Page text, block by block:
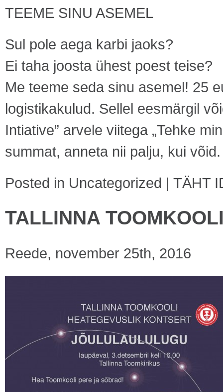
TEEME SINU ASEMEL
Sul pole aega karbi jaoks?
Ei taha joosta ühest poest teise?
Me teeme seda sinu asemel! 25
logistikakulud. Sellel eesmärgil
Intiative” arvele viitega „Tehke
summat, anneta nii palju, kui võid.
Posted in Uncategorized | TÄHT
TALLINNA
Reede, november 25th, 2016